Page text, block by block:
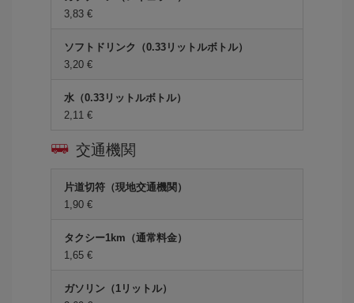
3,83 €
ソフトドリンク（0.33リットルボトル）
3,20 €
水（0.33リットルボトル）
2,11 €
交通機関
片道切符（現地交通機関）
1,90 €
タクシー1km（通常料金）
1,65 €
ガソリン（1リットル）